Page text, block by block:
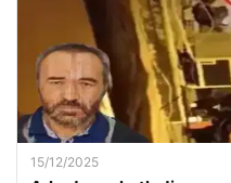
15/12/2025